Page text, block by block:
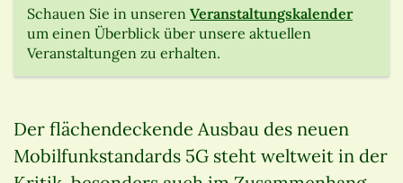
Schauen Sie in unseren Veranstaltungskalender
um einen Überblick über unsere aktuellen
Veranstaltungen zu erhalten.
Der flächendeckende Ausbau des neuen
Mobilfunkstandards 5G steht weltweit in der